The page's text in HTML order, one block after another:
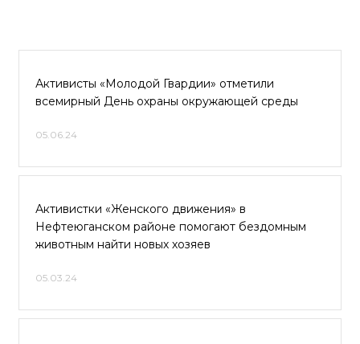
Активисты «Молодой Гвардии» отметили
всемирный День охраны окружающей среды
05.06.24
Активистки «Женского движения» в
Нефтеюганском районе помогают бездомным
животным найти новых хозяев
05.03.24